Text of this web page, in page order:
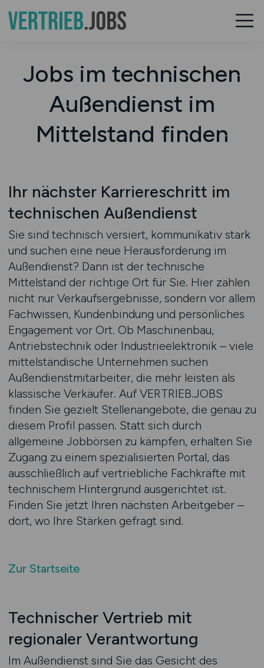
Jobs im technischen
Außendienst im
Mittelstand finden
Ihr nächster Karriereschritt im
technischen Außendienst
Sie sind technisch versiert, kommunikativ stark
und suchen eine neue Herausforderung im
Außendienst? Dann ist der technische
Mittelstand der richtige Ort für Sie. Hier zählen
nicht nur Verkaufsergebnisse, sondern vor allem
Fachwissen, Kundenbindung und persönliches
Engagement vor Ort. Ob Maschinenbau,
Antriebstechnik oder Industrieelektronik – viele
mittelständische Unternehmen suchen
Außendienstmitarbeiter, die mehr leisten als
klassische Verkäufer. Auf VERTRIEB.JOBS
finden Sie gezielt Stellenangebote, die genau zu
diesem Profil passen. Statt sich durch
allgemeine Jobbörsen zu kämpfen, erhalten Sie
Zugang zu einem spezialisierten Portal, das
ausschließlich auf vertriebliche Fachkräfte mit
technischem Hintergrund ausgerichtet ist.
Finden Sie jetzt Ihren nächsten Arbeitgeber –
dort, wo Ihre Stärken gefragt sind.
Zur Startseite
Technischer Vertrieb mit
regionaler Verantwortung
Im Außendienst sind Sie das Gesicht des